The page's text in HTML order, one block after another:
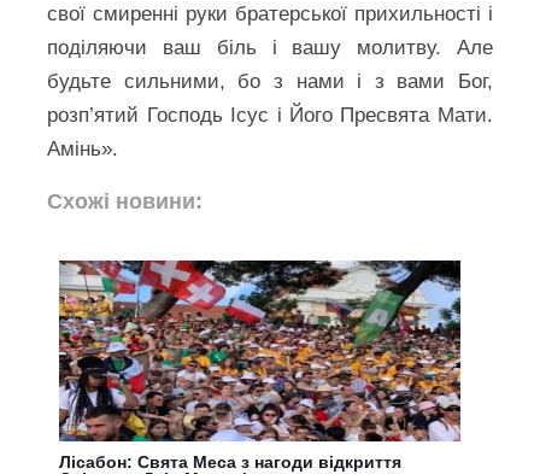
свої смиренні руки братерської прихильності і
поділяючи ваш біль і вашу молитву. Але
будьте сильними, бо з нами і з вами Бог,
розп’ятий Господь Ісус і Його Пресвята Мати.
Амінь».
Схожі новини:
Лісабон: Свята Меса з нагоди відкриття